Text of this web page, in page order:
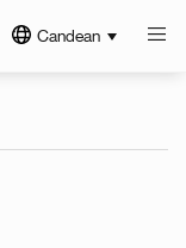
Candean